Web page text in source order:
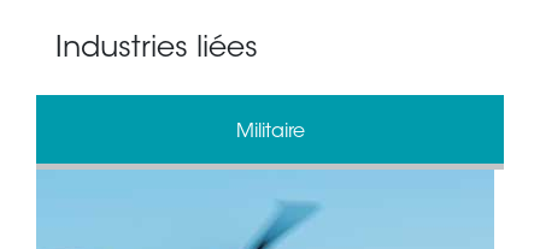
Industries liées
Militaire